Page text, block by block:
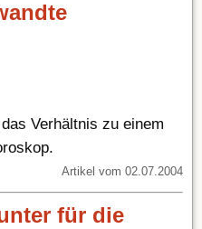
Verhältnis zu einem
Artikel vom 02.07.2004
für die